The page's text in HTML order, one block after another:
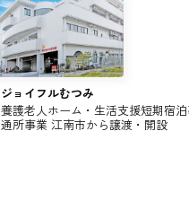
ジョイフルむつみ
養護老人ホーム・生活支援短期宿
通所事業 江南市から譲渡・開設